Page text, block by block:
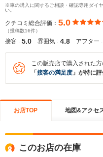
※車の購入に関するご相談・確認専用ダイ
い。
クチコミ総合評価： 5.0
（投稿数16件）
接客 : 5.0 雰囲気 : 4.8 アフター :
この販売店で購入された
「 接客の満足度 」が特に
お店TOP 地図&アクセ
このお店の在庫